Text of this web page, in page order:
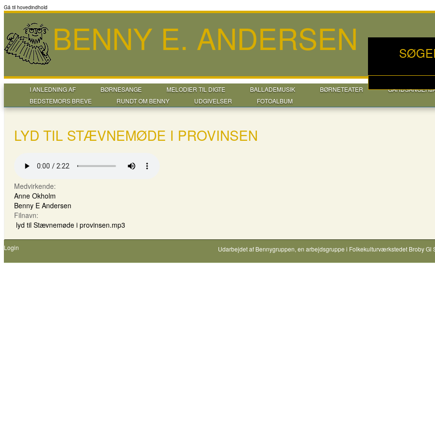
Gå til hovedindhold
BENNY E. ANDERSEN
I ANLEDNING AF BØRNESANGE MELODIER TIL DIGTE BALLADEMUSIK BØRNETEATER
BEDSTEMORS BREVE
RUNDT OM BENNY UDGIVELSER FOTOALBUM
LYD TIL STÆVNEMØDE I PROVINSEN
Medvirkende:
Anne Okholm
Benny E Andersen
Filnavn:
lyd til Stævnemøde i provinsen.mp3
Login Udarbejdet af Bennygruppen, en arbejdsgruppe i Folkekulturværkstedet Broby Gl